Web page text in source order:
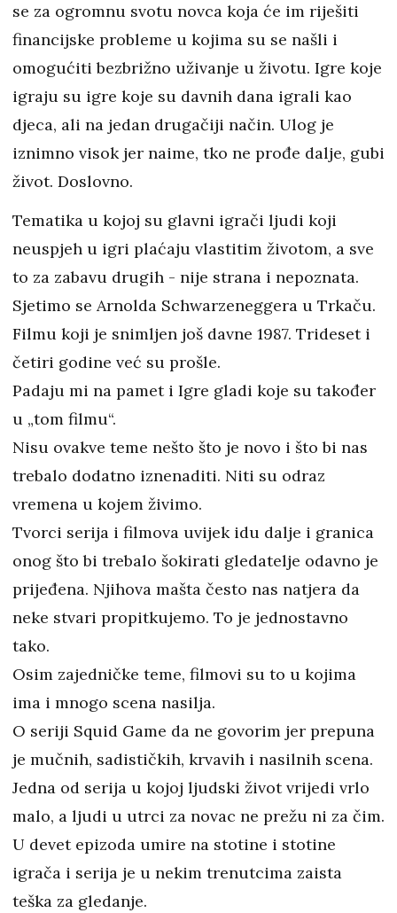
se za ogromnu svotu novca koja će im riješiti
financijske probleme u kojima su se našli i
omogućiti bezbrižno uživanje u životu. Igre koje
igraju su igre koje su davnih dana igrali kao
djeca, ali na jedan drugačiji način. Ulog je
iznimno visok jer naime, tko ne prođe dalje, gubi
život. Doslovno.
Tematika u kojoj su glavni igrači ljudi koji
neuspjeh u igri plaćaju vlastitim životom, a sve
to za zabavu drugih - nije strana i nepoznata.
Sjetimo se Arnolda Schwarzeneggera u Trkaču.
Filmu koji je snimljen još davne 1987. Trideset i
četiri godine već su prošle.
Padaju mi na pamet i Igre gladi koje su također
u „tom filmu“.
Nisu ovakve teme nešto što je novo i što bi nas
trebalo dodatno iznenaditi. Niti su odraz
vremena u kojem živimo.
Tvorci serija i filmova uvijek idu dalje i granica
onog što bi trebalo šokirati gledatelje odavno je
prijeđena. Njihova mašta često nas natjera da
neke stvari propitkujemo. To je jednostavno
tako.
Osim zajedničke teme, filmovi su to u kojima
ima i mnogo scena nasilja.
O seriji Squid Game da ne govorim jer prepuna
je mučnih, sadističkih, krvavih i nasilnih scena.
Jedna od serija u kojoj ljudski život vrijedi vrlo
malo, a ljudi u utrci za novac ne prežu ni za čim.
U devet epizoda umire na stotine i stotine
igrača i serija je u nekim trenutcima zaista
teška za gledanje.